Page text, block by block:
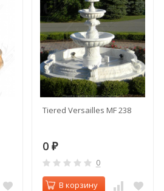
Tiered Versailles MF 238
0 ₽
0
В корзину